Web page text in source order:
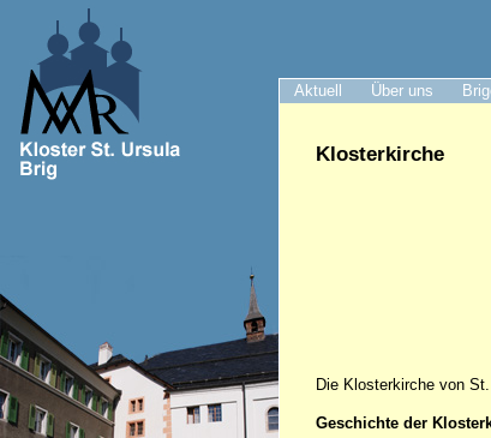
Aktuell Über uns
Klosterkirche
Die Klosterkirche von
Geschichte der